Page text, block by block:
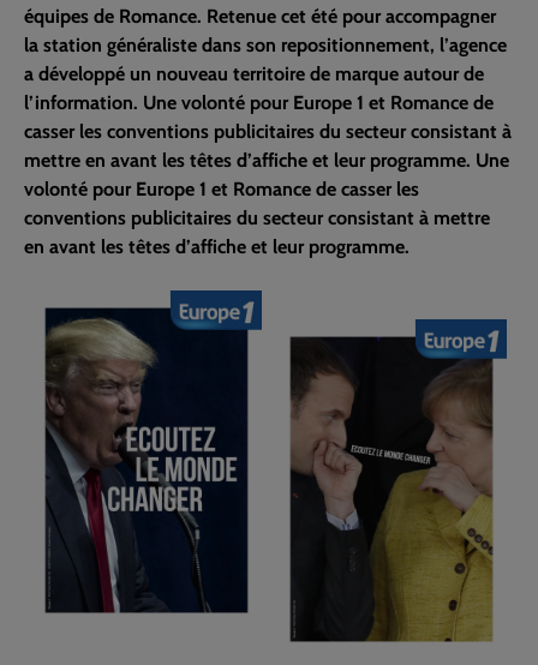
équipes de Romance. Retenue cet été pour accompagner
la station généraliste dans son repositionnement, l’agence
a développé un nouveau territoire de marque autour de
l’information. Une volonté pour Europe 1 et Romance de
casser les conventions publicitaires du secteur consistant à
mettre en avant les têtes d’affiche et leur programme. Une
volonté pour Europe 1 et Romance de casser les
conventions publicitaires du secteur consistant à mettre
en avant les têtes d’affiche et leur programme.